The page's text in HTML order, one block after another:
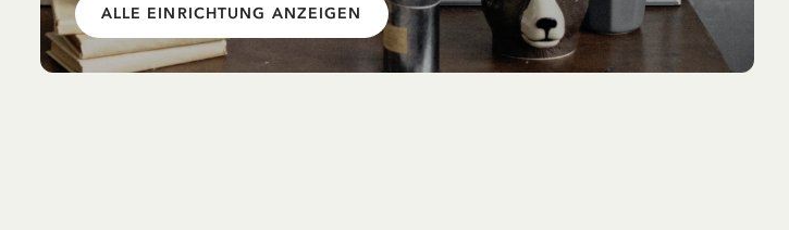
ALLE EINRICHTUNG ANZEIGEN
30 x 40 cm
17.90 EUR